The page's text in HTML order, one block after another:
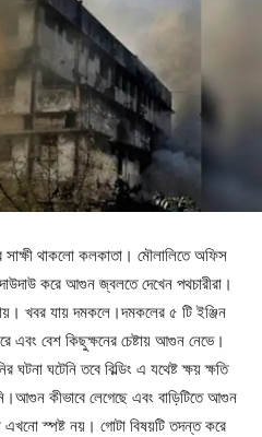
সাক্ষী থাকলো কলকাতা। মৌলালিতে অফিস
করে আগুন জ্বলতে দেখেন পথচারীরা।
খবর যায় দমকলে।দমকলের ৫ টি ইঞ্জিন
এবং বেশ কিছুক্ষনের চেষ্টায় আগুন নেভে।
ঘটেনি তবে বিল্ডিং এ যথেষ্ট ক্ষয় ক্ষতি
কীভাবে লেগেছে এবং বাড়িটিতে আগুন
এখনো স্পষ্ট নয়। গোটা বিষয়টি তদন্ত করে